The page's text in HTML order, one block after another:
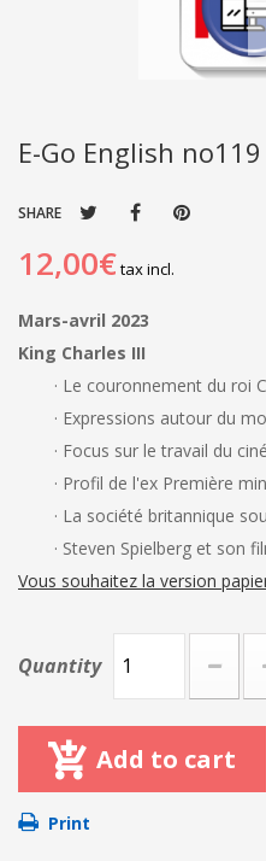
E-Go English no119
SHARE
12,00€tax incl.
Mars-avril 2023
King Charles III
· Le couronnement du roi
· Expressions autour du
· Focus sur le travail du
· Profil de l'ex Première
· La société britannique
· Steven Spielberg et son
Vous souhaitez la version
Quantity
Add to cart
Print